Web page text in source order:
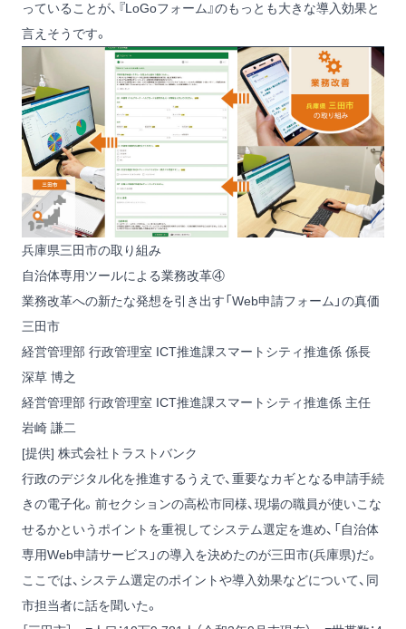
っていることが、『LoGoフォーム』のもっとも大きな導入効果と
言えそうです。
兵庫県三田市の取り組み
自治体専用ツールによる業務改革④
業務改革への新たな発想を引き出す「Web申請フォーム」の真価
三田市
経営管理部 行政管理室 ICT推進課スマートシティ推進係 係長
深草 博之
経営管理部 行政管理室 ICT推進課スマートシティ推進係 主任
岩崎 謙二
[提供] 株式会社トラストバンク
行政のデジタル化を推進するうえで、重要なカギとなる申請手続
きの電子化。前セクションの高松市同様、現場の職員が使いこな
せるかというポイントを重視してシステム選定を進め、「自治体
専用Web申請サービス」の導入を決めたのが三田市(兵庫県)だ。
ここでは、システム選定のポイントや導入効果などについて、同
市担当者に話を聞いた。